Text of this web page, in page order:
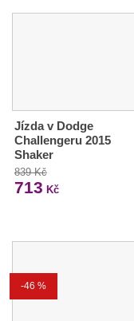
Jízda v Dodge
Challengeru 2015
Shaker
839 Kč
713 Kč
-46 %